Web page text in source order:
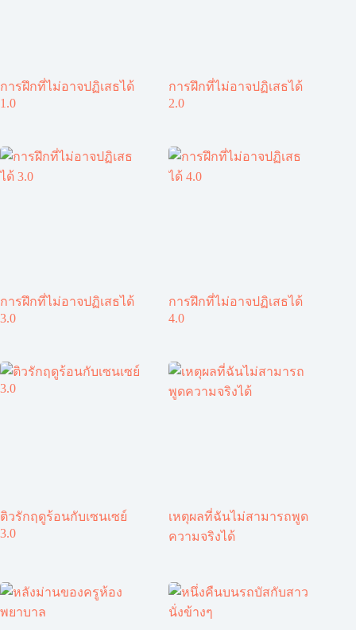
การฝึกที่ไม่อาจปฏิเสธได้
1.0
การฝึกที่ไม่อาจปฏิเสธได้
2.0
การฝึกที่ไม่อาจปฏิเสธได้
3.0
การฝึกที่ไม่อาจปฏิเสธได้
4.0
ติวรักฤดูร้อนกับเซนเซย์
3.0
เหตุผลที่ฉันไม่สามารถพูด
ความจริงได้